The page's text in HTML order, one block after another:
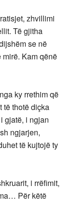
zhvillimi
Të gjitha
se në
Kam qënë
ky rrethim që
të thotë diçka
gjatë, i ngjan
ngjarjen,
të kujtojë ty
i rrëfimit,
Për këtë